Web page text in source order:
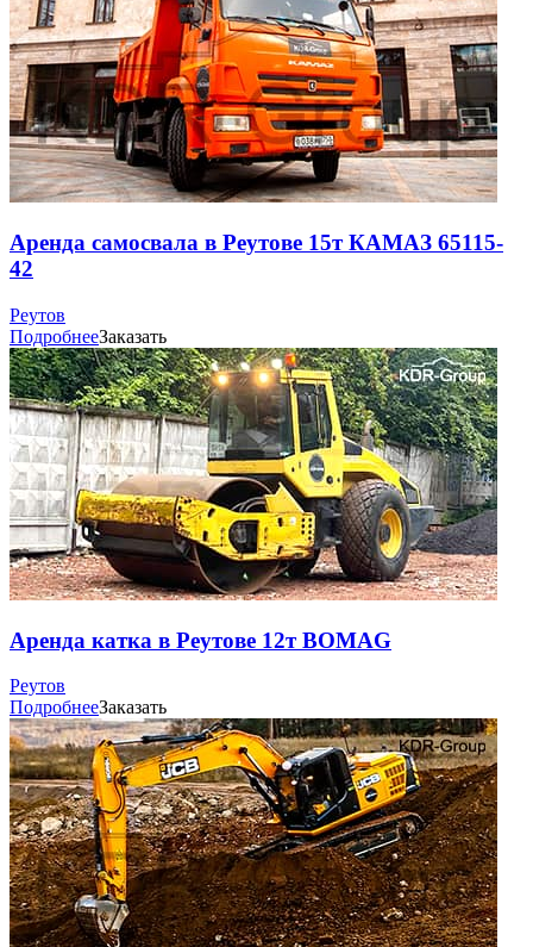
Аренда самосвала в Реутове 15т КАМАЗ 65115-
42
Реутов
ПодробнееЗаказать
Аренда катка в Реутове 12т BOMAG
Реутов
ПодробнееЗаказать